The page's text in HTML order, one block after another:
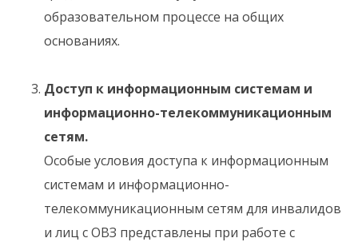
образовательном процессе на общих
основаниях.
Доступ к информационным системам и
информационно-телекоммуникационным
сетям.
Особые условия доступа к информационным
системам и информационно-
телекоммуникационным сетям для инвалидов
и лиц с ОВЗ представлены при работе с